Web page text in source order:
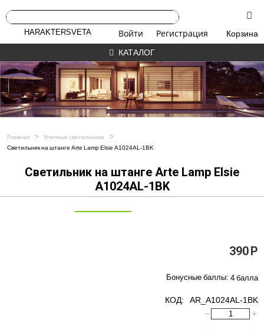
Корзина
Войти Регистрация
HARAKTERSVETA
КАТАЛОГ
Главная > Уличные светильники >
Светильник на штанге Arte Lamp Elsie A1024AL-1BK
Светильник на штанге Arte Lamp Elsie
A1024AL-1BK
390Р
Бонусные баллы: 4 балла
КОД: AR_A1024AL-1BK
+
−